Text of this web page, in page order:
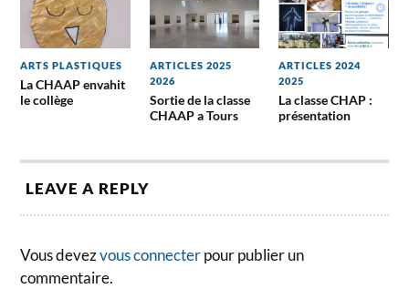
ARTS PLASTIQUES
La CHAAP envahit
le collège
ARTICLES 2025
2026
Sortie de la classe
CHAAP a Tours
ARTICLES 2024
2025
La classe CHAP :
présentation
LEAVE A REPLY
Vous devezvous connecterpour publier un
commentaire.